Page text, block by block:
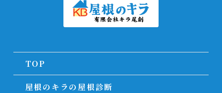
TOP
屋根のキラの屋根診断